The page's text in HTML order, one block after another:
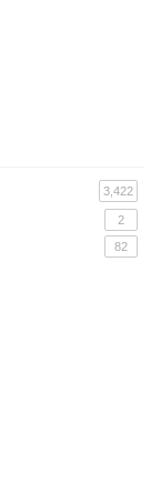
3,422
2
82